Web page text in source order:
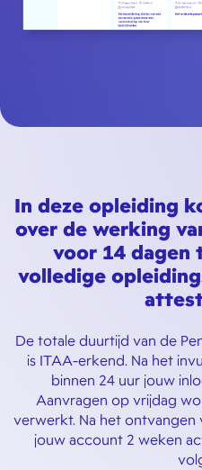
In deze opleiding
over de werking
voor 14
volledige
De totale duurtijd van de
is ITAA-erkend. Na het
binnen 24 uur jouw
Aanvragen op vrijdag
verwerkt. Na het
jouw account 2 weken